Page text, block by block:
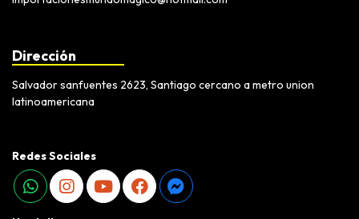
Dirección
Salvador sanfuentes 2623, Santiago cercano a metro union
latinoamericana
Redes Sociales